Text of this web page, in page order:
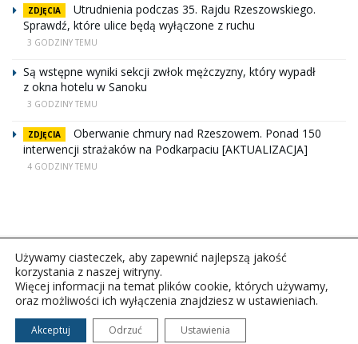
ZDJĘCIA
Utrudnienia podczas 35. Rajdu Rzeszowskiego.
Sprawdź, które ulice będą wyłączone z ruchu
3 GODZINY TEMU
Są wstępne wyniki sekcji zwłok mężczyzny, który wypadł
z okna hotelu w Sanoku
3 GODZINY TEMU
ZDJĘCIA
Oberwanie chmury nad Rzeszowem. Ponad 150
interwencji strażaków na Podkarpaciu [AKTUALIZACJA]
4 GODZINY TEMU
Copyright © 2026Polskie Radio Rzeszów S.A. w likwidacj.
Wszelkie prawa zastrzeżone.
Używamy ciasteczek, aby zapewnić najlepszą jakość
korzystania z naszej witryny.
Więcej informacji na temat plików cookie, których używamy,
oraz możliwości ich wyłączenia znajdziesz w ustawieniach.
Akceptuj Odrzuć Ustawienia